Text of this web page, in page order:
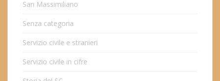
San Massimiliano
Senza categoria
Servizio civile e stranieri
Servizio civile in cifre